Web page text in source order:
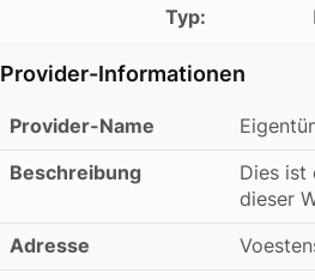
Typ:
Provider-Informationen
Provider-Name
Beschreibung
Dies ist
dieser
Adresse